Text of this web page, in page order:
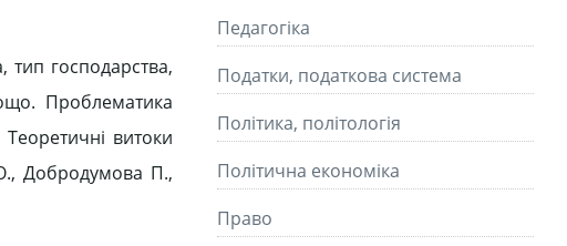
тип господарства,
Проблематика
витоки
Добродумова П.,
Педагогіка
Податки, податкова система
Політика, політологія
Політична економіка
Право